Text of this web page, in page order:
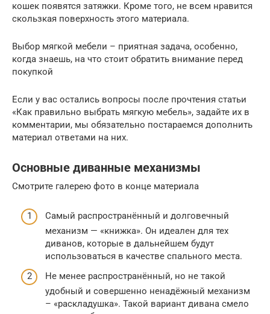
кошек появятся затяжки. Кроме того, не всем нравится
скользкая поверхность этого материала.
Выбор мягкой мебели – приятная задача, особенно,
когда знаешь, на что стоит обратить внимание перед
покупкой
Если у вас остались вопросы после прочтения статьи
«Как правильно выбрать мягкую мебель», задайте их в
комментарии, мы обязательно постараемся дополнить
материал ответами на них.
Основные диванные механизмы
Смотрите галерею фото в конце материала
Самый распространённый и долговечный
механизм — «книжка». Он идеален для тех
диванов, которые в дальнейшем будут
использоваться в качестве спального места.
Не менее распространённый, но не такой
удобный и совершенно ненадёжный механизм
– «раскладушка». Такой вариант дивана смело